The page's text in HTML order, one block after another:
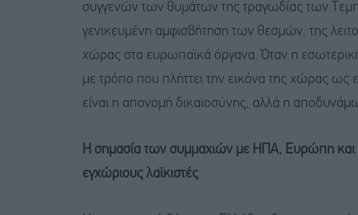
συγγενών των θυμάτων της τραγωδίας των
γενικευμένη αμφισβήτηση των θεσμών, της
χώρας στα ευρωπαϊκά όργανα. Όταν η
με τρόπο που πλήττει την εικόνα της χώρας
είναι η απονομή δικαιοσύνης, αλλά η
Η σημασία των συμμαχιών με ΗΠΑ, Ευρώπη και
εγχώριους λαϊκιστές